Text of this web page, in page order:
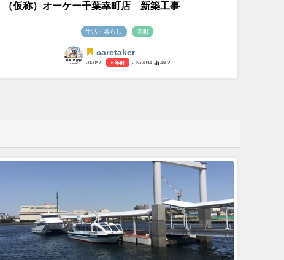
（仮称）オーケー千葉幸町店 新築工事
生活・暮らし 幸町
caretaker
2020/9/1 5 年前 - №7894 4602